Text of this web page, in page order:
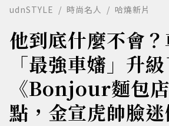
udnSTYLE 時尚名人 哈燒新片
他到底什麼不會
「最強車嬸」升
《Bonjour麵包
點，金宣虎帥臉